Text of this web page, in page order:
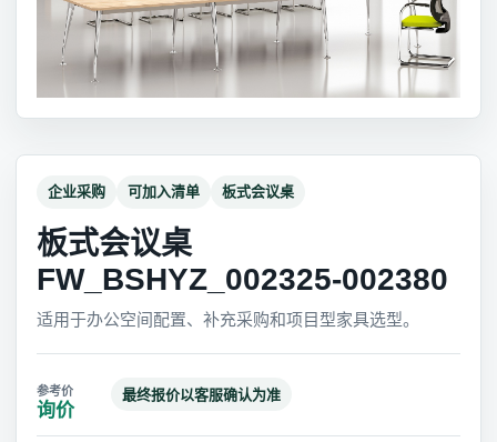
企业采购 可加入清单 板式会议桌
板式会议桌
FW_BSHYZ_002325-002380
适用于办公空间配置、补充采购和项目型家具选型。
询价
最终报价以客服确认为准